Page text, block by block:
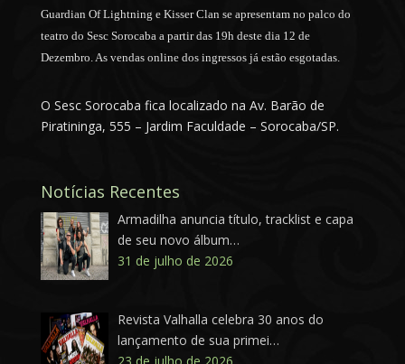
Guardian Of Lightning e Kisser Clan se apresentam no palco do
teatro do Sesc Sorocaba a partir das 19h deste dia 12 de
Dezembro. As vendas online dos ingressos já estão esgotadas.
O Sesc Sorocaba fica localizado na Av. Barão de
Piratininga, 555 – Jardim Faculdade – Sorocaba/SP.
Notícias Recentes
Armadilha anuncia título, tracklist e capa
de seu novo álbum…
31 de julho de 2026
Revista Valhalla celebra 30 anos do
lançamento de sua primei…
23 de julho de 2026